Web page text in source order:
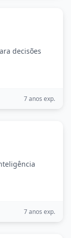
decisões
7 anos exp.
7 anos exp.